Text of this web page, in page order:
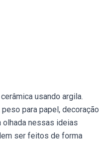
usando argila.
para papel, decoração
olhada nessas ideias
ser feitos de forma